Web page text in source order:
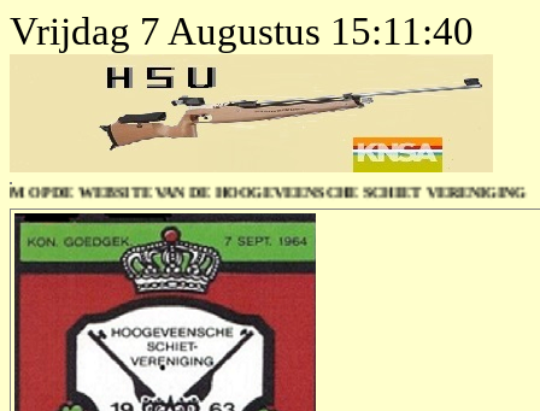
Vrijdag 7 Augustus 15:11:40
DE WEBSITE VAN DE HOOGEVEENSCHE SCHIET VERENIGING